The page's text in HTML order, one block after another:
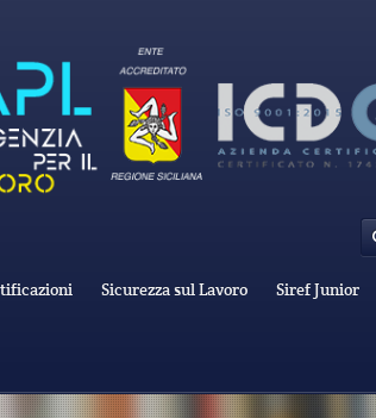
Sicurezza sul Lavoro Siref Junior